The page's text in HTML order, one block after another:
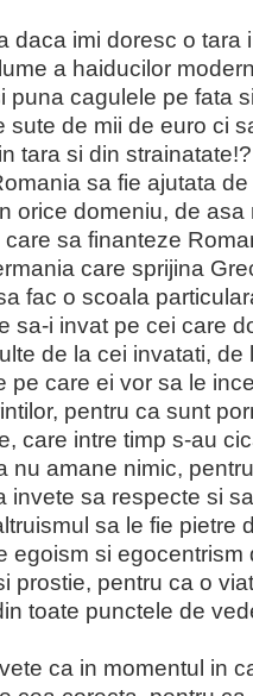
daca imi doresc o tara
a haiducilor
puna cagulele pe fata
sute de mii de euro ci
tara si din
sa fie ajutata
orice domeniu, de
care sa finanteze
care sprijina
fac o scoala
sa-i invat pe cei care
de la cei invatati,
pe care ei vor sa le
pentru ca sunt
care intre timp s-au
nu amane nimic,
invete sa respecte si
sa le fie pietre
egoism si egocentrism
prostie, pentru ca o
toate punctele de
ca in momentul in